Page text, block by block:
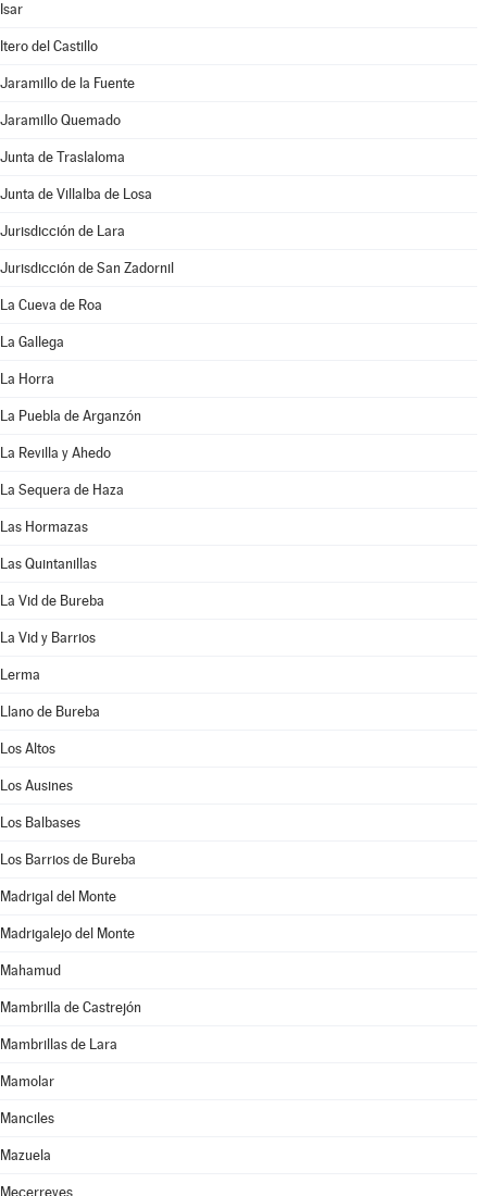
Isar
Itero del Castillo
Jaramillo de la Fuente
Jaramillo Quemado
Junta de Traslaloma
Junta de Villalba de Losa
Jurisdicción de Lara
Jurisdicción de San Zadornil
La Cueva de Roa
La Gallega
La Horra
La Puebla de Arganzón
La Revilla y Ahedo
La Sequera de Haza
Las Hormazas
Las Quintanillas
La Vid de Bureba
La Vid y Barrios
Lerma
Llano de Bureba
Los Altos
Los Ausines
Los Balbases
Los Barrios de Bureba
Madrigal del Monte
Madrigalejo del Monte
Mahamud
Mambrilla de Castrejón
Mambrillas de Lara
Mamolar
Manciles
Mazuela
Mecerreyes